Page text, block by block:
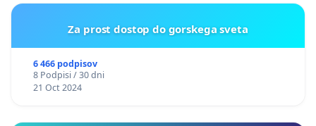
Za prost dostop do gorskega sveta
6 466 podpisov
8 Podpisi / 30 dni
21 Oct 2024